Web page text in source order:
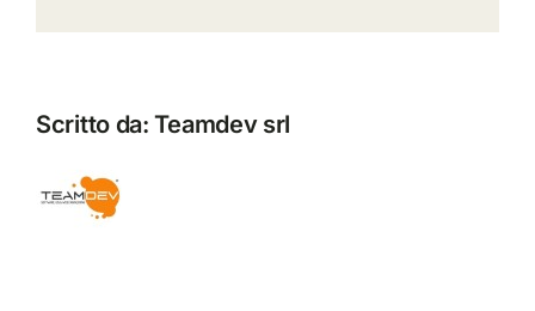
Scritto da:Teamdev srl